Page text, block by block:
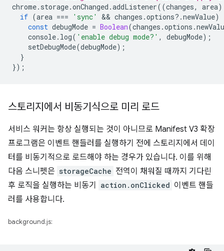
chrome. storage.onChanged .addListener((changes, area)
if (area === 'sync' && changes .options? .newValue)
const debugMode = Boolean(changes .options .
console. log( 'enable debug mode?' , debugMode);
setDebugMode(debugMode);
}
});
스토리지에서 비동기식으로 미리 로드
서비스 워커는 항상 실행되는 것이 아니므로 Manifest V3 확장
프로그램은 이벤트 핸들러를 실행하기 전에 스토리지에서 데이
터를 비동기적으로 로드해야 하는 경우가 있습니다. 이를 위해
다음 스니펫은 storageCache 전역이 채워질 때까지 기다린
후 로직을 실행하는 비동기
action.onClicked 이벤트 핸들
러를 사용합니다.
background.js: